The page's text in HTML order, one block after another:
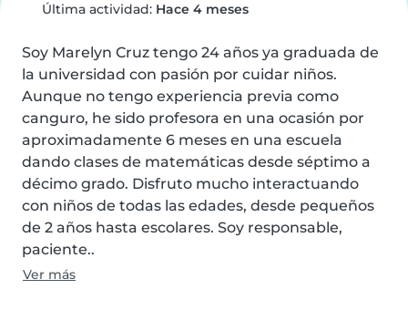
Última actividad: Hace 4 meses
Soy Marelyn Cruz tengo 24 años ya graduada de
la universidad con pasión por cuidar niños.
Aunque no tengo experiencia previa como
canguro, he sido profesora en una ocasión por
aproximadamente 6 meses en una escuela
dando clases de matemáticas desde séptimo a
décimo grado. Disfruto mucho interactuando
con niños de todas las edades, desde pequeños
de 2 años hasta escolares. Soy responsable,
paciente..
Ver más